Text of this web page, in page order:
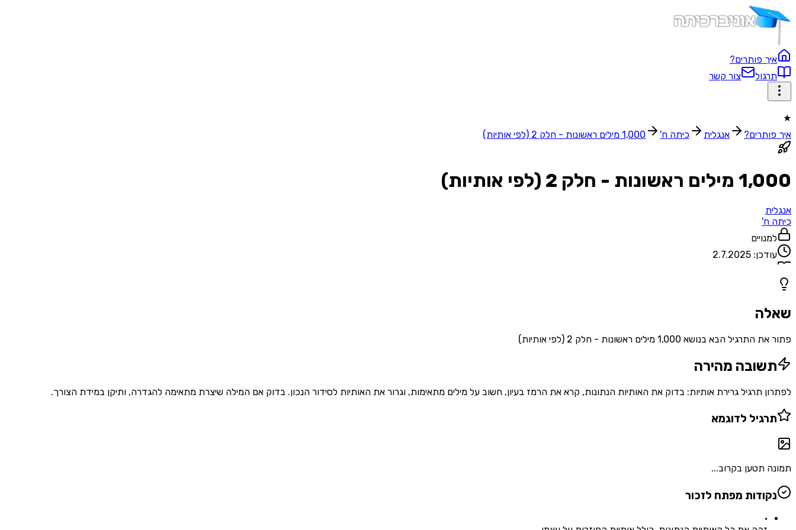
איך פותרים?
תרגול
צור קשר
★
איך פותרים?
אנגלית כיתה ח' 1,000 מילים ראשונות - חלק 2 (לפי אותיות)
1,000 מילים ראשונות - חלק 2 (לפי אותיות)
אנגלית
כיתה ח'
למנויים
עודכן: 2.7.2025
שאלה
פתור את התרגיל הבא בנושא 1,000 מילים ראשונות - חלק 2 (לפי אותיות)
תשובה מהירה
לפתרון תרגיל גרירת אותיות: בדוק את האותיות הנתונות, קרא את הרמז בעיון, חשוב על מילים מתאימות, וגרור את האותיות לסידור הנכון. בדוק אם המילה שיצרת מתאימה להגדרה, ותיקן במידת הצורך.
תרגיל לדוגמא
תמונה תטען בקרוב...
נקודות מפתח לזכור
•